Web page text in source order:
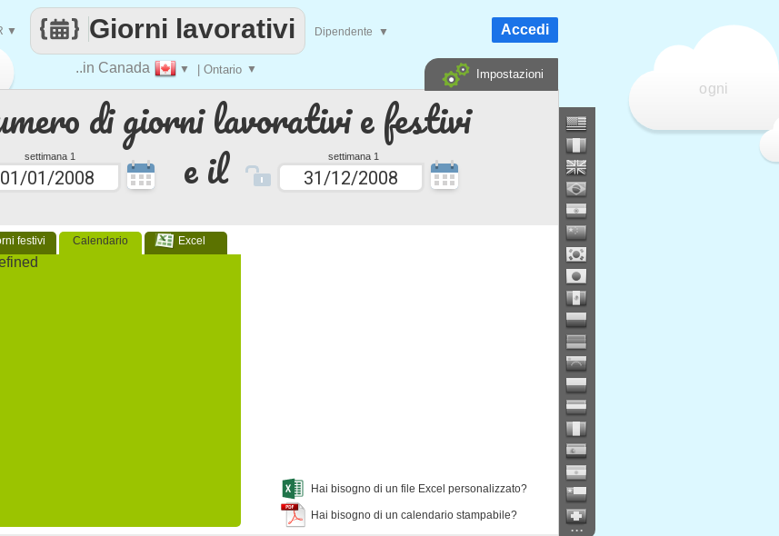
di giorni lavorativi e festivi
settimana 1 e il settimana 1
festivi Calendario Excel
Hai bisogno di un file Excel personalizzato?
Hai bisogno di un calendario stampabile?
ogni
..in Canada ▼ | Ontario ▼
Giorni lavorativi
▼ Dipendente ▼ Accedi
Impostazioni
...